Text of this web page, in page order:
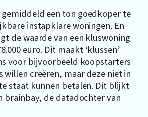
een ton goedkoper te
instapklare woningen. En
de waarde van een kluswoning
euro. Dit maakt ‘klussen’
voor bijvoorbeeld koopstarters
willen creëren, maar deze niet in
staat kunnen betalen. Dit blijkt
brainbay, de datadochter van